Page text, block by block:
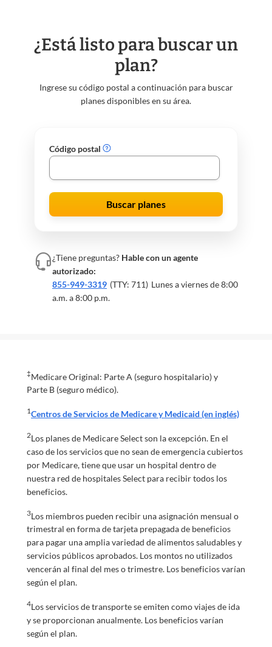
¿Está listo para buscar un
plan?
Ingrese su código postal a continuación para buscar
planes disponibles en su área.
Código postal
Buscar planes
¿Tiene preguntas? Hable con un agente
autorizado:
855-949-3319 (TTY: 711) Lunes a viernes de 8:00
a.m. a 8:00 p.m.
‡Medicare Original: Parte A (seguro hospitalario) y
Parte B (seguro médico).
1Centros de Servicios de Medicare y Medicaid (en inglés)
2Los planes de Medicare Select son la excepción. En el
caso de los servicios que no sean de emergencia cubiertos
por Medicare, tiene que usar un hospital dentro de
nuestra red de hospitales Select para recibir todos los
beneficios.
3Los miembros pueden recibir una asignación mensual o
trimestral en forma de tarjeta prepagada de beneficios
para pagar una amplia variedad de alimentos saludables y
servicios públicos aprobados. Los montos no utilizados
vencerán al final del mes o trimestre. Los beneficios varían
según el plan.
4Los servicios de transporte se emiten como viajes de ida
y se proporcionan anualmente. Los beneficios varían
según el plan.